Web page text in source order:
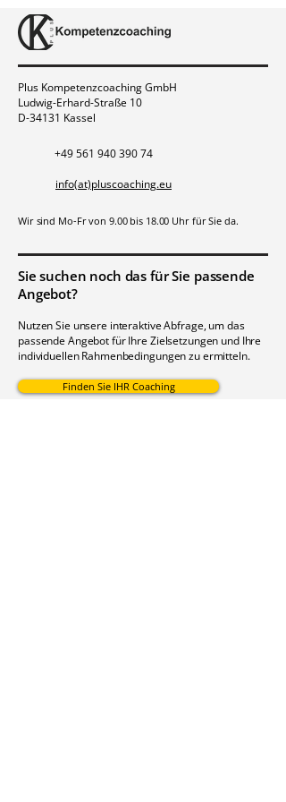
Plus Kompetenzcoaching GmbH
Ludwig-Erhard-Straße 10
D-34131 Kassel
+49 561 940 390 74
info(at)pluscoaching.eu
Wir sind Mo-Fr von 9.00 bis 18.00 Uhr für Sie da.
Sie suchen noch das für Sie passende
Angebot?
Nutzen Sie unsere interaktive Abfrage, um das
passende Angebot für Ihre Zielsetzungen und Ihre
individuellen Rahmenbedingungen zu ermitteln.
Finden Sie IHR Coaching